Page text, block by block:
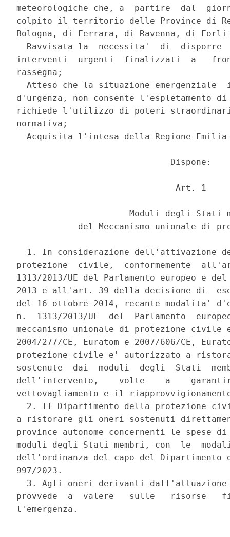
meteorologiche che, a  partire  dal
colpito il territorio delle Province di
Bologna, di Ferrara, di Ravenna, di
Ravvisata la  necessita'  di  disporre
interventi  urgenti  finalizzati  a
rassegna;
Atteso che la situazione emergenziale
d'urgenza, non consente l'espletamento
richiede l'utilizzo di poteri
normativa;
Acquisita l'intesa della Regione
                              Dispone:
                               Art. 1
Moduli degli Stati
del Meccanismo unionale di
1. In considerazione dell'attivazione
protezione  civile,  conformemente
1313/2013/UE del Parlamento europeo e
2013 e all'art. 39 della decisione di
del 16 ottobre 2014, recante modalita'
n.  1313/2013/UE  del  Parlamento
meccanismo unionale di protezione
2004/277/CE, Euratom e 2007/606/CE,
protezione civile e' autorizzato a
sostenute  dai  moduli  degli  Stati
dell'intervento,    volte    a
vettovagliamento e il
2. Il Dipartimento della protezione
a ristorare gli oneri sostenuti
province autonome concernenti le spese
moduli degli Stati membri, con  le
dell'ordinanza del capo del
997/2023.
3. Agli oneri derivanti
provvede  a  valere   sulle   risorse